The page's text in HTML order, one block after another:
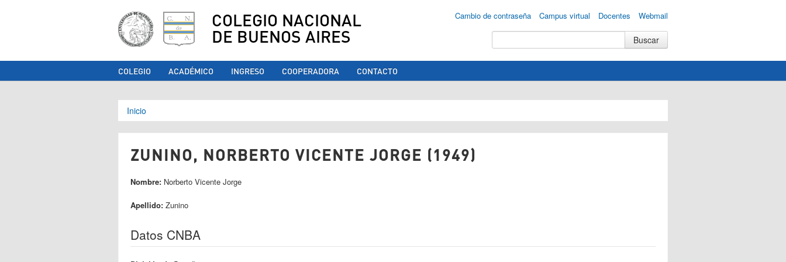
COLEGIO NACIONAL
DE BUENOS AIRES
Cambio de contraseña Campus virtual Docentes Webmail
COLEGIO ACADÉMICO INGRESO COOPERADORA CONTACTO
Se encuentra usted aquí
Inicio
ZUNINO, NORBERTO VICENTE JORGE (1949)
Nombre: Norberto Vicente Jorge
Apellido: Zunino
Datos CNBA